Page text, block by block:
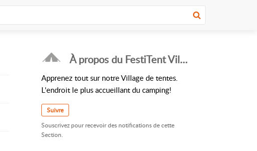
À propos du FestiTent Village
Apprenez tout sur notre Village de tentes.
L'endroit le plus accueillant du camping!
Suivre
Souscrivez pour recevoir des notifications de cette
Section.